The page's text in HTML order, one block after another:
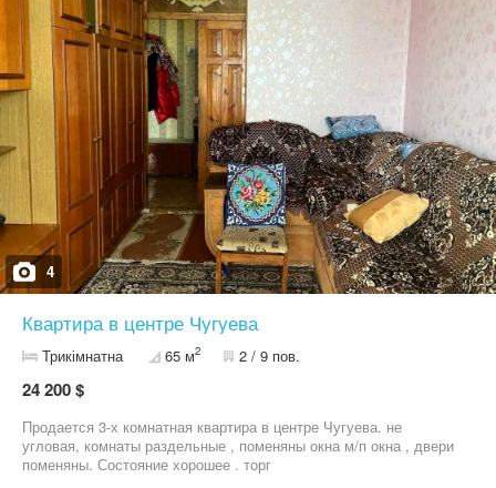
4
Квартира в центре Чугуева
Трикімнатна 65 м2 2 / 9 пов.
24 200 $
Продается 3-х комнатная квартира в центре Чугуева. не
угловая, комнаты раздельные , поменяны окна м/п окна , двери
поменяны. Состояние хорошее . торг